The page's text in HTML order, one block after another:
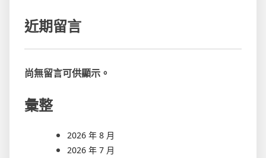
近期留言
尚無留言可供顯示。
彙整
2026 年 8 月
2026 年 7 月